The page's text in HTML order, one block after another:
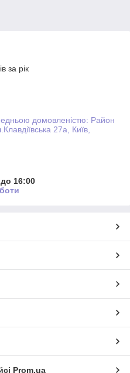
за рік
домовленістю: Район
27а, Київ,
16:00
Prom.ua